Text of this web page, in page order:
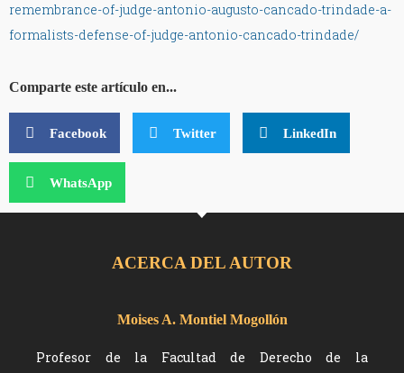
remembrance-of-judge-antonio-augusto-cancado-trindade-a-
formalists-defense-of-judge-antonio-cancado-trindade/
Comparte este artículo en...
Facebook Twitter LinkedIn
WhatsApp
ACERCA DEL AUTOR
Moises A. Montiel Mogollón
Profesor de la Facultad de Derecho de la